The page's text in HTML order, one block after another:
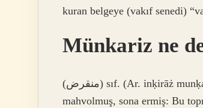
kuran belgeye (vakıf senedi)
Münkariz ne
(ﻣﻨﻘﺮﺽ) sıf. (Ar. inḳirāż munḳariż “topyekûn ölüm, yok oluş” kelimesinden) Adı kaybolmuş, yıkılmış,
mahvolmuş, sona ermiş: Bu